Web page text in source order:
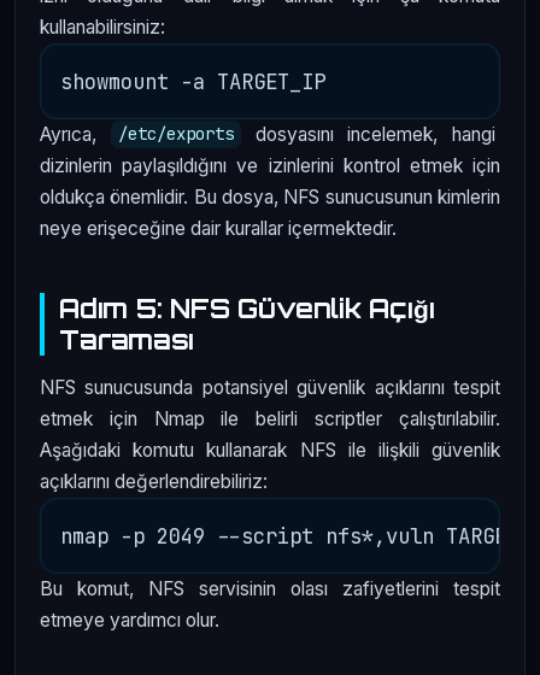
kullanabilirsiniz:
Ayrıca, /etc/exports
dosyasını incelemek, hangi
dizinlerin paylaşıldığını ve izinlerini kontrol etmek için
oldukça önemlidir. Bu dosya, NFS sunucusunun kimlerin
neye erişeceğine dair kurallar içermektedir.
Adım 5: NFS Güvenlik Açığı
Taraması
NFS sunucusunda potansiyel güvenlik açıklarını tespit
etmek için Nmap ile belirli scriptler çalıştırılabilir.
Aşağıdaki komutu kullanarak NFS ile ilişkili güvenlik
açıklarını değerlendirebiliriz:
Bu komut, NFS servisinin olası zafiyetlerini tespit
etmeye yardımcı olur.